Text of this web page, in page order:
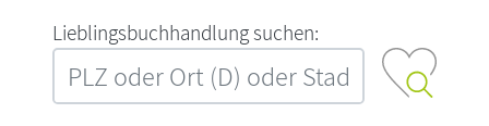
L‍i‍e‍b‍l‍i‍n‍g‍s‍b‍u‍c‍h‍h‍a‍n‍d‍l‍u‍n‍g‍ ‍s‍u‍c‍h‍e‍n‍:‍